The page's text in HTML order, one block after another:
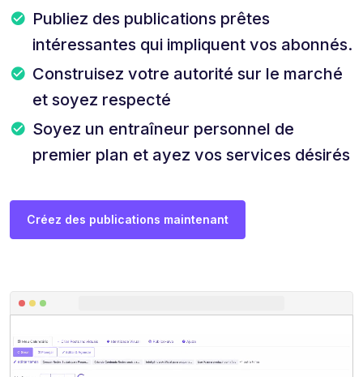
Publiez des publications prêtes
intéressantes qui impliquent vos abonnés.
Construisez votre autorité sur le marché
et soyez respecté
Soyez un entraîneur personnel de
premier plan et ayez vos services désirés
Créez des publications maintenant